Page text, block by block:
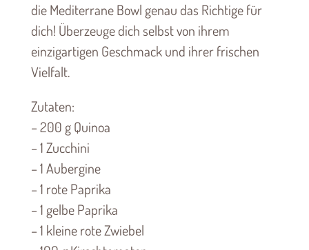
die Mediterrane Bowl genau das Richtige für
dich! Überzeuge dich selbst von ihrem
einzigartigen Geschmack und ihrer frischen
Vielfalt.
Zutaten:
– 200 g Quinoa
– 1 Zucchini
– 1 Aubergine
– 1 rote Paprika
– 1 gelbe Paprika
– 1 kleine rote Zwiebel